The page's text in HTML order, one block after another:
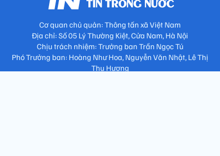
Cơ quan chủ quản: Thông tấn xã Việt Nam
Địa chỉ: Số 05 Lý Thường Kiệt, Cửa Nam, Hà Nội
Chịu trách nhiệm: Trưởng ban Trần Ngọc Tú
Phó Trưởng ban: Hoàng Như Hoa, Nguyễn Văn Nhật, Lê Thị
Thu Hương